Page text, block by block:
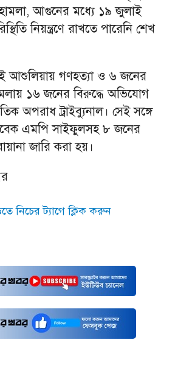
হামলা, আগুনের মধ্যে ১৯ জুলাই
নিয়ন্ত্রণে রাখতে পারেনি শেখ
আশুলিয়ায় গণহত্যা ও ৬ জনের
১৬ জনের বিরুদ্ধে অভিযোগ
অপরাধ ট্রাইব্যুনাল। সেই সঙ্গে
এমপি সাইফুলসহ ৮ জনের
জারি করা হয়।
নিচের ট্যাগে ক্লিক করুন